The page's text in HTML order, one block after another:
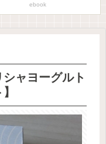
ebook
ャヨーグルト